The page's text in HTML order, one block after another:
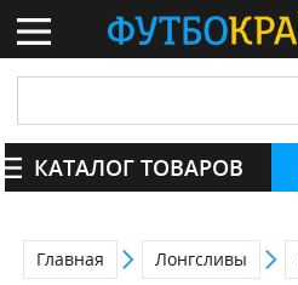
КАТАЛОГ ТОВАРОВ
Главная Лонгсливы